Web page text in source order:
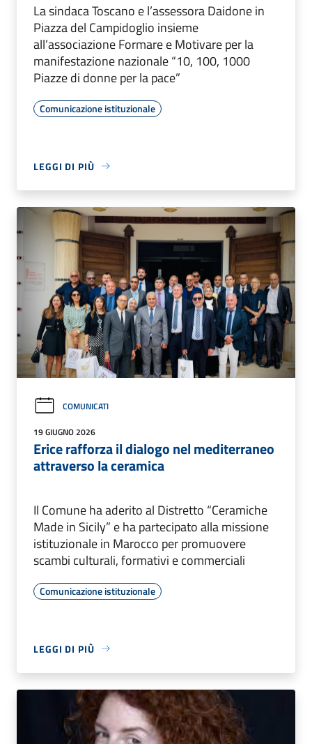
La sindaca Toscano e l’assessora Daidone in
Piazza del Campidoglio insieme
all’associazione Formare e Motivare per la
manifestazione nazionale “10, 100, 1000
Piazze di donne per la pace”
Comunicazione istituzionale
LEGGI DI PIÙ
COMUNICATI
19 GIUGNO 2026
Erice rafforza il dialogo nel mediterraneo
attraverso la ceramica
Il Comune ha aderito al Distretto “Ceramiche
Made in Sicily” e ha partecipato alla missione
istituzionale in Marocco per promuovere
scambi culturali, formativi e commerciali
Comunicazione istituzionale
LEGGI DI PIÙ